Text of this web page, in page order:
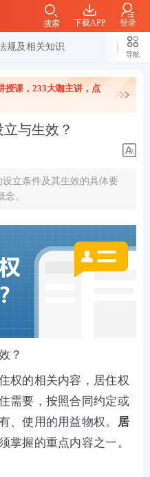
下载APP 登录
搜索
规及相关知识
导航
授课，233大咖主讲，点
与生效？
立条件及其生效的具体要
。
？
权的相关内容，居住权
需要，按照合同约定或
、使用的用益物权。 居
掌握的重点内容之一。